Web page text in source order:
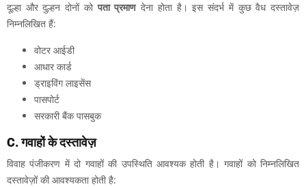
दूल्हा और दुल्हन दोनों कोपता प्रमाणदेना होता है। इस संदर्भ में कुछ वैध दस्तावेज़
निम्नलिखित हैं:
वोटर आईडी
आधार कार्ड
ड्राइविंग लाइसेंस
पासपोर्ट
सरकारी बैंक पासबुक
C. गवाहों के दस्तावेज़
विवाह पंजीकरण में दो गवाहों की उपस्थिति आवश्यक होती है। गवाहों को निम्नलिखित
दस्तावेज़ों की आवश्यकता होती है: